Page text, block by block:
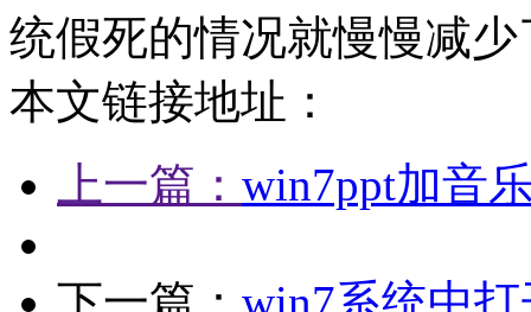
统假死的情况就慢慢减少
本文链接地址：
上一篇： win7ppt加音
下一篇： win7系统中